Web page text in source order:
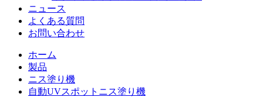
ニュース
よくある質問
お問い合わせ
ホーム
製品
ニス塗り機
自動UVスポットニス塗り機